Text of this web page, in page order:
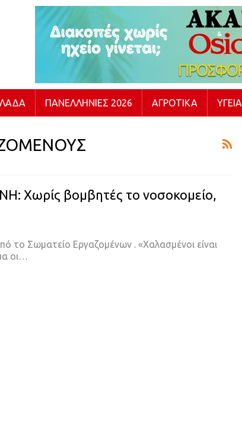
ΠΑΝΕΛΛΉΝΙΕΣ 2026 ΑΓΡΟΤΙΚΆ ΥΓΕΊΑ
Χωρίς βομβητές το νοσοκομείο,
το Σωματείο Εργαζομένων . «Χαλασμένοι είναι
οι…